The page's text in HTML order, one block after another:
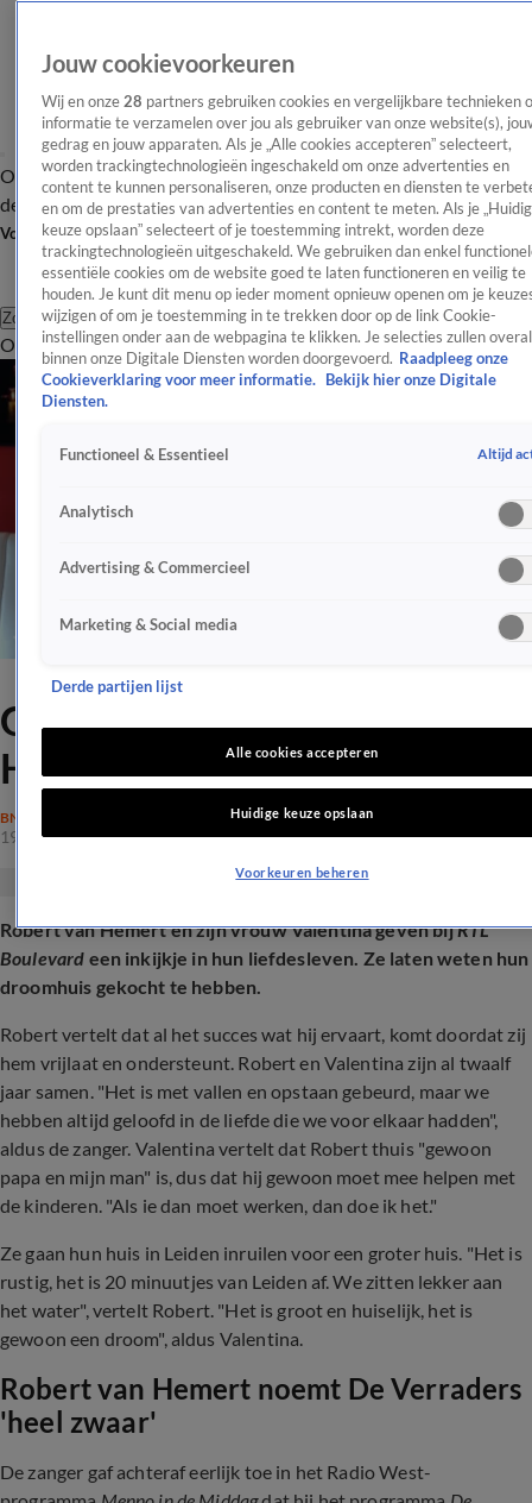
OverzichtAfleveringen Entertainment TV Algemeen
Tip
de redactieNieuwsbrief
Volg Shownieuws
Zoeken
OverzichtEntertainmentSpraakmakendRealityCrimeVideo's
Grote stap voor Robert van
Hemert en zijn vrouw
BN'ERS
19 apr 2026, 13:33
Robert van Hemert en zijn vrouw Valentina geven bijRTL
Boulevard een inkijkje in hun liefdesleven. Ze laten weten hun
droomhuis gekocht te hebben.
Robert vertelt dat al het succes wat hij ervaart, komt doordat zij
hem vrijlaat en ondersteunt. Robert en Valentina zijn al twaalf
jaar samen. "Het is met vallen en opstaan gebeurd, maar we
hebben altijd geloofd in de liefde die we voor elkaar hadden",
aldus de zanger. Valentina vertelt dat Robert thuis "gewoon
papa en mijn man" is, dus dat hij gewoon moet mee helpen met
de kinderen. "Als ie dan moet werken, dan doe ik het."
Ze gaan hun huis in Leiden inruilen voor een groter huis. "Het is
rustig, het is 20 minuutjes van Leiden af. We zitten lekker aan
het water", vertelt Robert. "Het is groot en huiselijk, het is
gewoon een droom", aldus Valentina.
Robert van Hemert noemt De Verraders
'heel zwaar'
De zanger gaf achteraf eerlijk toe in het Radio West-
Jouw cookievoorkeuren
Wij en onze 28 partners gebruiken cookies en vergelijkbare technieken
informatie te verzamelen over jou als gebruiker van onze website(s),
gedrag en jouw apparaten. Als je „Alle cookies accepteren” selecteert,
worden trackingtechnologieën ingeschakeld om onze advertenties en
content te kunnen personaliseren, onze producten en diensten te
en om de prestaties van advertenties en content te meten. Als je
keuze opslaan” selecteert of je toestemming intrekt, worden deze
trackingtechnologieën uitgeschakeld. We gebruiken dan enkel
essentiële cookies om de website goed te laten functioneren en veilig te
houden. Je kunt dit menu op ieder moment opnieuw openen om je
wijzigen of om je toestemming in te trekken door op de link Cookie-
instellingen onder aan de webpagina te klikken. Je selecties zullen overal
binnen onze Digitale Diensten worden doorgevoerd. Raadpleeg onze
Cookieverklaring voor meer informatie.
Bekijk hier onze Digitale
Diensten.
Functioneel & Essentieel Altijd
Analytisch
Advertising & Commercieel
Marketing & Social media
Derde partijen lijst
Alle cookies accepteren
Huidige keuze opslaan
Voorkeuren beheren